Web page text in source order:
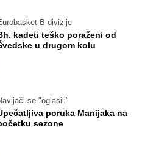
B divizije
kadeti teško poraženi od
u drugom kolu
se "oglasili"
poruka Manijaka na
sezone